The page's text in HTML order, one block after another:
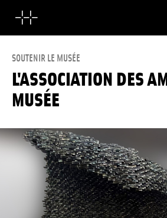
SOUTENIR LE MUSÉE
L'ASSOCIATION DES
MUSÉE